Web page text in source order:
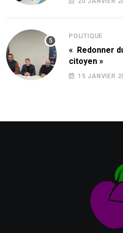
POLITIQUE
« Redonner
citoyen »
15 JANVIER